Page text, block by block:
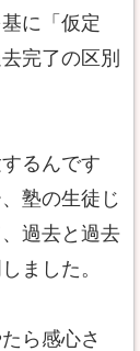
に「仮定
完了の区別
るんです
塾の生徒じ
過去と過去
ました。
ら感心さ